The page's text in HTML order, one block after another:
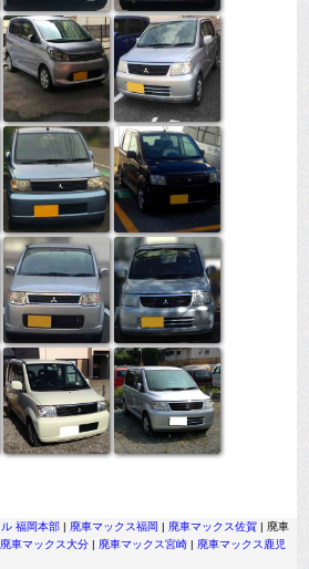
福岡本部 | 廃車マックス福岡 | 廃車マックス佐賀 | 廃車
廃車マックス大分 | 廃車マックス宮崎 | 廃車マックス鹿児